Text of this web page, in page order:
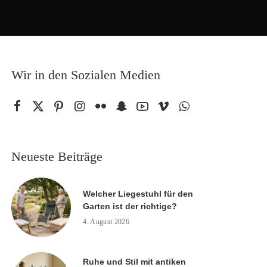
Wir in den Sozialen Medien
Neueste Beiträge
Welcher Liegestuhl für den
Garten ist der richtige?
4. August 2026
Ruhe und Stil mit antiken